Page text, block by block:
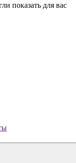
показать для вас